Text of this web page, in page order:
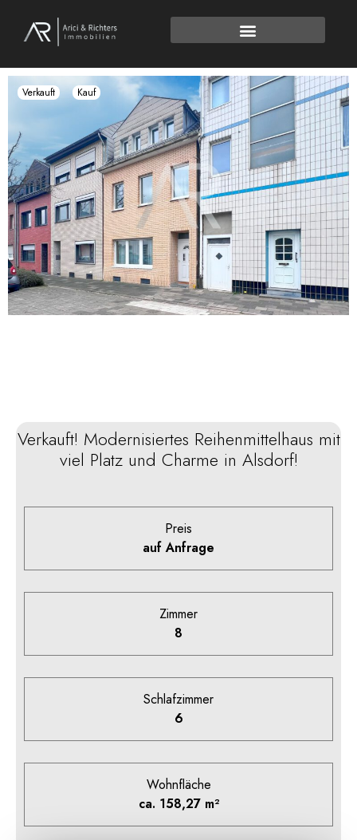
Verkauft Kauf
Verkauft! Modernisiertes Reihenmittelhaus mit
viel Platz und Charme in Alsdorf!
Preis
auf Anfrage
Zimmer
8
Schlafzimmer
6
Wohnfläche
ca. 158,27 m²